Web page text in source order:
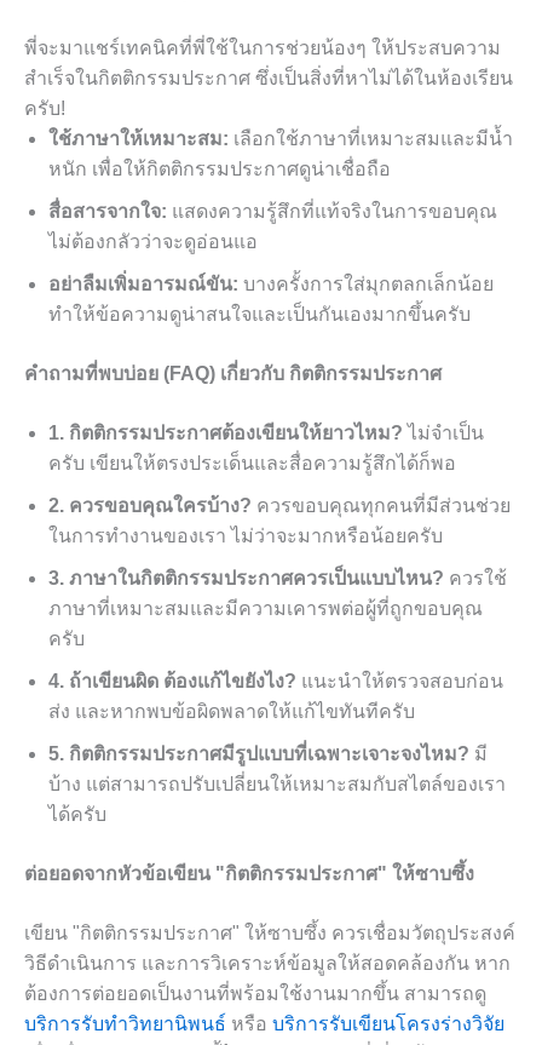
พี่จะมาแชร์เทคนิคที่พี่ใช้ในการช่วยน้องๆ ให้ประสบความ
สำเร็จในกิตติกรรมประกาศ ซึ่งเป็นสิ่งที่หาไม่ได้ในห้องเรียน
ครับ!
ใช้ภาษาให้เหมาะสม: เลือกใช้ภาษาที่เหมาะสมและมีน้ำ
หนัก เพื่อให้กิตติกรรมประกาศดูน่าเชื่อถือ
สื่อสารจากใจ: แสดงความรู้สึกที่แท้จริงในการขอบคุณ
ไม่ต้องกลัวว่าจะดูอ่อนแอ
อย่าลืมเพิ่มอารมณ์ขัน: บางครั้งการใส่มุกตลกเล็กน้อย
ทำให้ข้อความดูน่าสนใจและเป็นกันเองมากขึ้นครับ
คำถามที่พบบ่อย (FAQ) เกี่ยวกับ กิตติกรรมประกาศ
1. กิตติกรรมประกาศต้องเขียนให้ยาวไหม? ไม่จำเป็น
ครับ เขียนให้ตรงประเด็นและสื่อความรู้สึกได้ก็พอ
2. ควรขอบคุณใครบ้าง? ควรขอบคุณทุกคนที่มีส่วนช่วย
ในการทำงานของเรา ไม่ว่าจะมากหรือน้อยครับ
3. ภาษาในกิตติกรรมประกาศควรเป็นแบบไหน? ควรใช้
ภาษาที่เหมาะสมและมีความเคารพต่อผู้ที่ถูกขอบคุณ
ครับ
4. ถ้าเขียนผิด ต้องแก้ไขยังไง? แนะนำให้ตรวจสอบก่อน
ส่ง และหากพบข้อผิดพลาดให้แก้ไขทันทีครับ
5. กิตติกรรมประกาศมีรูปแบบที่เฉพาะเจาะจงไหม? มี
บ้าง แต่สามารถปรับเปลี่ยนให้เหมาะสมกับสไตล์ของเรา
ได้ครับ
ต่อยอดจากหัวข้อเขียน "กิตติกรรมประกาศ" ให้ซาบซึ้ง
เขียน "กิตติกรรมประกาศ" ให้ซาบซึ้ง ควรเชื่อมวัตถุประสงค์
วิธีดำเนินการ และการวิเคราะห์ข้อมูลให้สอดคล้องกัน หาก
ต้องการต่อยอดเป็นงานที่พร้อมใช้งานมากขึ้น สามารถดู
บริการรับทำวิทยานิพนธ์ หรือ บริการรับเขียนโครงร่างวิจัย